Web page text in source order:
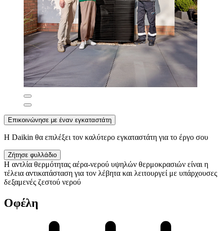
Επικοινώνησε με έναν εγκαταστάτη
Η Daikin θα επιλέξει τον καλύτερο εγκαταστάτη για το έργο σου
Ζήτησε φυλλάδιο
Η αντλία θερμότητας αέρα-νερού υψηλών θερμοκρασιών είναι η
τέλεια αντικατάσταση για τον λέβητα και λειτουργεί με υπάρχουσες
δεξαμενές ζεστού νερού
Οφέλη